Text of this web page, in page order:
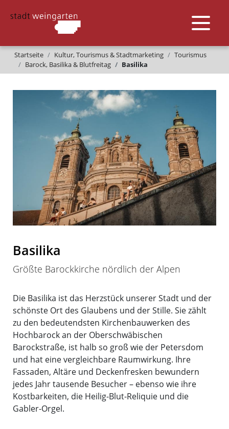
Startseite Kultur, Tourismus & Stadtmarketing
Tourismus
Barock, Basilika & Blutfreitag
Basilika
Basilika
Größte Barockkirche nördlich der Alpen
Die Basilika ist das Herzstück unserer Stadt und der
schönste Ort des Glaubens und der Stille. Sie zählt
zu den bedeutendsten Kirchenbauwerken des
Hochbarock an der Oberschwäbischen
Barockstraße, ist halb so groß wie der Petersdom
und hat eine vergleichbare Raumwirkung. Ihre
Fassaden, Altäre und Deckenfresken bewundern
jedes Jahr tausende Besucher – ebenso wie ihre
Kostbarkeiten, die Heilig-Blut-Reliquie und die
Gabler-Orgel.